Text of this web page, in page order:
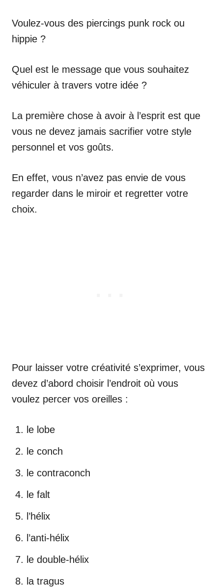
Voulez-vous des piercings punk rock ou
hippie ?
Quel est le message que vous souhaitez
véhiculer à travers votre idée ?
La première chose à avoir à l’esprit est que
vous ne devez jamais sacrifier votre style
personnel et vos goûts.
En effet, vous n’avez pas envie de vous
regarder dans le miroir et regretter votre
choix.
Pour laisser votre créativité s’exprimer, vous
devez d’abord choisir l’endroit où vous
voulez percer vos oreilles :
le lobe
le conch
le contraconch
le falt
l’hélix
l’anti-hélix
le double-hélix
la tragus